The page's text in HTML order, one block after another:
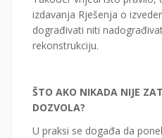
izdavanja Rješenja o
dograđivati niti
rekonstrukciju.
ŠTO AKO NIKADA NIJE
DOZVOLA?
U praksi se događa da